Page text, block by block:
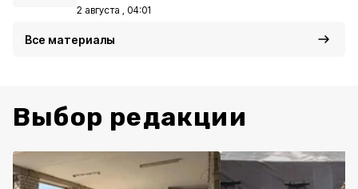
2 августа , 04:01
Все материалы
Выбор редакции